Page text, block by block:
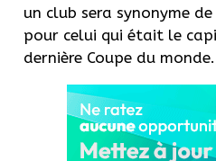
un club sera synonyme
pour celui qui était le
dernière Coupe du monde.